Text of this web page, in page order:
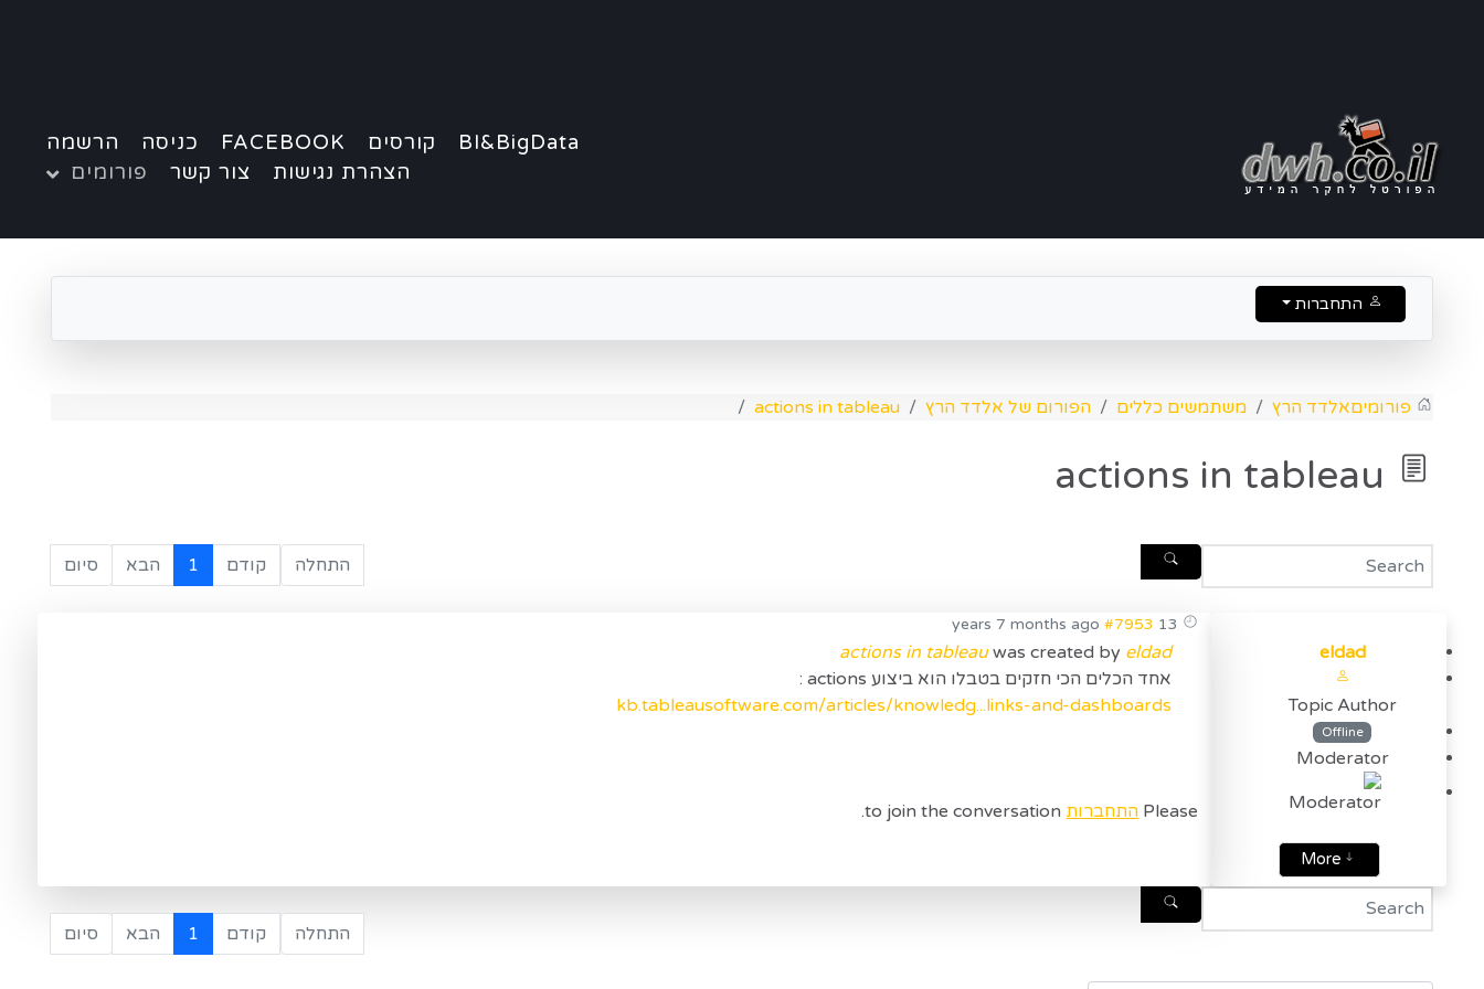
BI&BigData קורסים FACEBOOK כניסה
הרשמה
הצהרת נגישות
צור קשר פורומים
התחברות
פורומיםאלדד הרץ משתמשים כללים הפורום של אלדד הרץ actions in tableau
התחלה קודם 1 הבא סיום
eldad
Topic Author
Offline
Moderator
More
13 years 7 months ago
#7953
actions in tableauwas created by eldad
אחד הכלים הכי חזקים בטבלו הוא ביצוע actions :
kb.tableausoftware.com/articles/knowledg...links-and-dashboards
Please התחברות
התחלה קודם 1 הבא סיום